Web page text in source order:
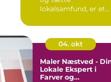
lokalsamfund, er et
ik...
04. okt
Maler Næstved -
Lokale Ekspert i
Farver og